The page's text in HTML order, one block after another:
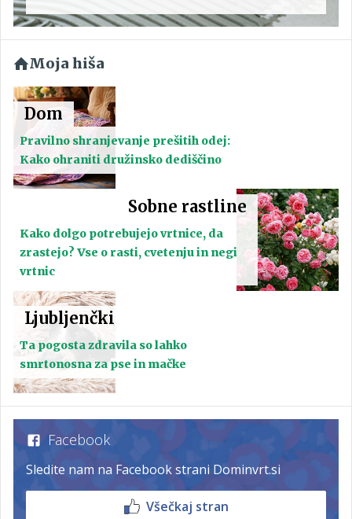
Moja hiša
Dom
Pravilno shranjevanje prešitih odej:
Kako ohraniti družinsko dediščino
Sobne rastline
Kako dolgo potrebujejo vrtnice, da
zrastejo? Vse o rasti, cvetenju in negi
vrtnic
Ljubljenčki
Ta pogosta zdravila so lahko
smrtonosna za pse in mačke
Facebook
Sledite nam na Facebook strani Dominvrt.si
Všečkaj stran